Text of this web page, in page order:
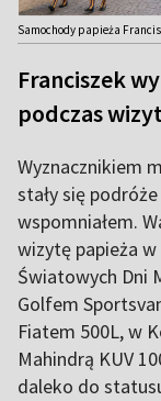
Samochody papieża
Franciszek
podczas
Wyznacznikiem
stały się
wspomniałem.
wizytę papieża w
Światowych Dni
Golfem
Fiatem 500L, w
Mahindrą KUV
daleko do